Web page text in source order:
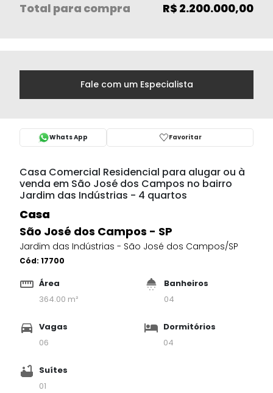
Casa Comercial Residencial para alugar ou à
venda em São José dos Campos no bairro
Jardim das Indústrias - 4 quartos
Casa
São José dos Campos - SP
Jardim das Indústrias - São José dos Campos/SP
Cód: 17700
Área
364.00 m²
Banheiros
04
Vagas
06
Dormitórios
04
Suítes
01
Total para compra R$ 2.200.000,00
Fale com um Especialista
Whats App Favoritar